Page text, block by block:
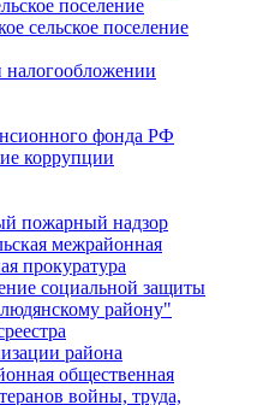
поселение
сельское поселение
налогообложении
фонда РФ
коррупции
пожарный надзор
межрайонная
прокуратура
социальной защиты
району"
района
общественная
войны, труда,